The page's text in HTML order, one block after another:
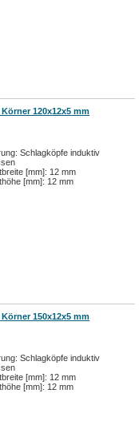
120x12x5 mm
Schlagköpfe induktiv
[mm]: 12 mm
[mm]: 12 mm
150x12x5 mm
Schlagköpfe induktiv
[mm]: 12 mm
[mm]: 12 mm